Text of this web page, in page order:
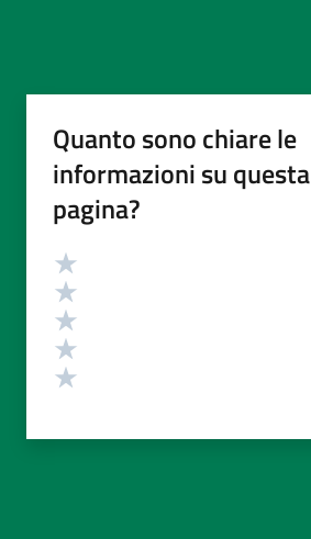
Quanto sono chiare le
informazioni su questa
pagina?
Valutazione